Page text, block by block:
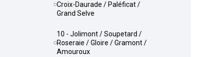
Croix-Daurade / Paléficat /
Grand Selve
10 - Jolimont / Soupetard /
Roseraie / Gloire / Gramont /
Amouroux